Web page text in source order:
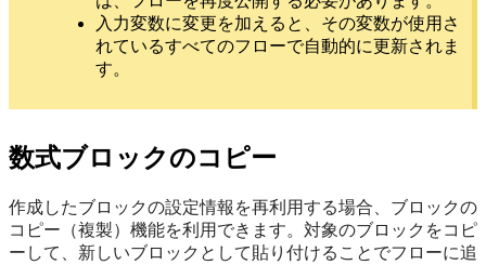
入力変数に変更を加えると、その変数が使用さ
れているすべてのフローで自動的に更新されま
す。
数式ブロックのコピー
作成したブロックの設定情報を再利用する場合、ブロックの
コピー（複製）機能を利用できます。対象のブロックをコピ
ーして、新しいブロックとして貼り付けることでフローに追